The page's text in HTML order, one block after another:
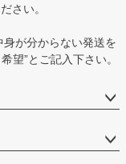
さい。
が分からない発送を
望”とご記入下さい。